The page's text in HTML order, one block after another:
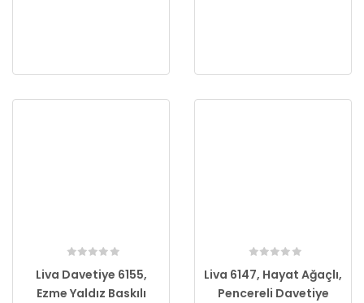
Liva Davetiye 6155,
Ezme Yaldız Baskılı
Liva 6147, Hayat Ağaçlı,
Pencereli Davetiye